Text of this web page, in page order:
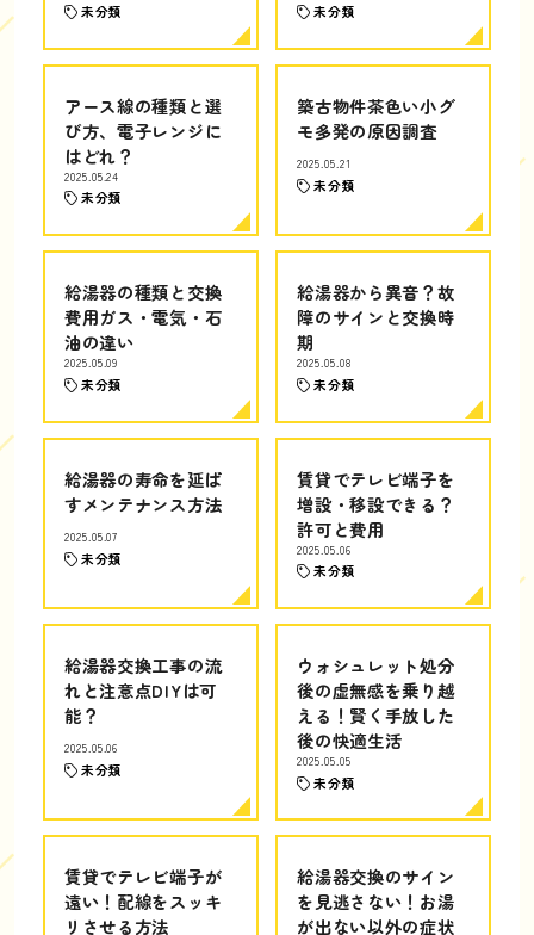
未分類 未分類
アース線の種類と選
び方、電子レンジに
はどれ？
2025.05.24
未分類
築古物件茶色い小グ
モ多発の原因調査
2025.05.21
未分類
給湯器の種類と交換
費用ガス・電気・石
油の違い
2025.05.09
未分類
給湯器から異音？故
障のサインと交換時
期
2025.05.08
未分類
給湯器の寿命を延ば
すメンテナンス方法
2025.05.07
未分類
賃貸でテレビ端子を
増設・移設できる？
許可と費用
2025.05.06
未分類
給湯器交換工事の流
れと注意点DIYは可
能？
2025.05.06
未分類
ウォシュレット処分
後の虚無感を乗り越
える！賢く手放した
後の快適生活
2025.05.05
未分類
賃貸でテレビ端子が
遠い！配線をスッキ
リさせる方法
給湯器交換のサイン
を見逃さない！お湯
が出ない以外の症状